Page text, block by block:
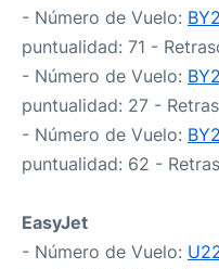
- Número de Vuelo:
puntualidad: 71 -
- Número de Vuelo:
puntualidad: 27 -
- Número de Vuelo:
puntualidad: 62 -
EasyJet
- Número de Vuelo: